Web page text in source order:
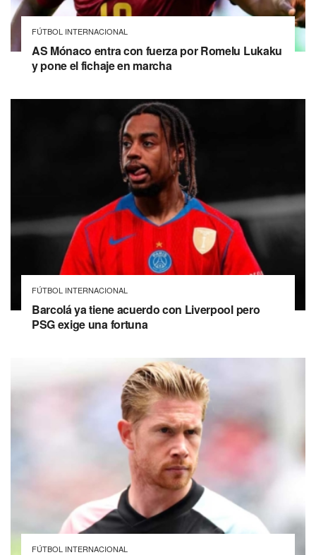
FÚTBOL INTERNACIONAL
AS Mónaco entra con fuerza por Romelu Lukaku
y pone el fichaje en marcha
FÚTBOL INTERNACIONAL
Barcolá ya tiene acuerdo con Liverpool pero
PSG exige una fortuna
FÚTBOL INTERNACIONAL